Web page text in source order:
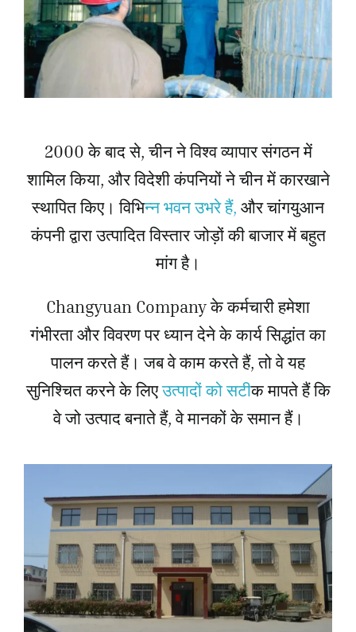
2000 के बाद से, चीन ने विश्व व्यापार संगठन में
शामिल किया, और विदेशी कंपनियों ने चीन में कारखाने
स्थापित किए। विभिन्न भवन उभरे हैं, और चांगयुआन
कंपनी द्वारा उत्पादित विस्तार जोड़ों की बाजार में बहुत
मांग है।
Changyuan Company के कर्मचारी हमेशा
गंभीरता और विवरण पर ध्यान देने के कार्य सिद्धांत का
पालन करते हैं। जब वे काम करते हैं, तो वे यह
सुनिश्चित करने के लिएउत्पादों को सटीक मापते हैं कि
वे जो उत्पाद बनाते हैं, वे मानकों के समान हैं।